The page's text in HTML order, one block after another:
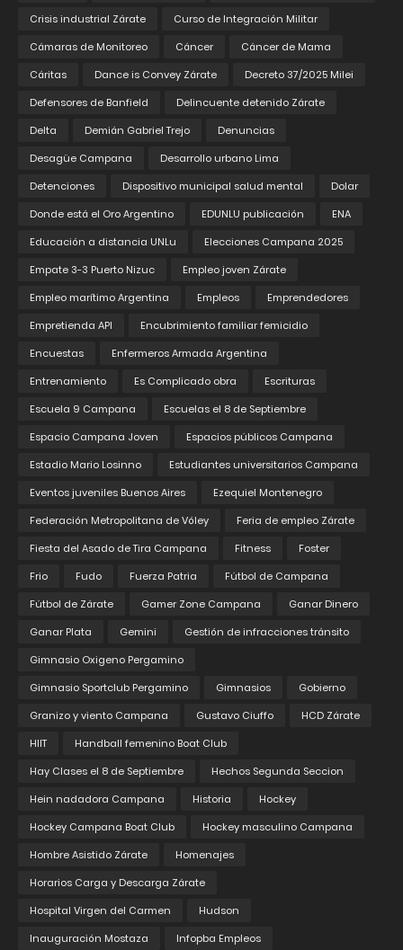
Crisis industrial Zárate
Curso de Integración Militar
Cámaras de Monitoreo
Cáncer
Cáncer de Mama
Cáritas
Dance is Convey Zárate
Decreto 37/2025 Milei
Defensores de Banfield
Delincuente detenido Zárate
Delta
Demián Gabriel Trejo
Denuncias
Desagüe Campana
Desarrollo urbano Lima
Detenciones
Dispositivo municipal salud mental
Dolar
Donde está el Oro Argentino
EDUNLU publicación
ENA
Educación a distancia UNLu
Elecciones Campana 2025
Empate 3-3 Puerto Nizuc
Empleo joven Zárate
Empleo marítimo Argentina
Empleos
Emprendedores
Empretienda API
Encubrimiento familiar femicidio
Encuestas
Enfermeros Armada Argentina
Entrenamiento
Es Complicado obra
Escrituras
Escuela 9 Campana
Escuelas el 8 de Septiembre
Espacio Campana Joven
Espacios públicos Campana
Estadio Mario Losinno
Estudiantes universitarios Campana
Eventos juveniles Buenos Aires
Ezequiel Montenegro
Federación Metropolitana de Vóley
Feria de empleo Zárate
Fiesta del Asado de Tira Campana
Fitness
Foster
Frio
Fudo Fuerza Patria
Fútbol de Campana
Fútbol de Zárate
Gamer Zone Campana
Ganar Dinero
Ganar Plata
Gemini
Gestión de infracciones tránsito
Gimnasio Oxigeno Pergamino
Gimnasio Sportclub Pergamino
Gimnasios
Gobierno
Granizo y viento Campana
Gustavo Ciuffo
HCD Zárate
HIIT
Handball femenino Boat Club
Hay Clases el 8 de Septiembre
Hechos Segunda Seccion
Hein nadadora Campana
Historia
Hockey
Hockey Campana Boat Club
Hockey masculino Campana
Hombre Asistido Zárate
Homenajes
Horarios Carga y Descarga Zárate
Hospital Virgen del Carmen
Hudson
Inauguración Mostaza
Infopba Empleos